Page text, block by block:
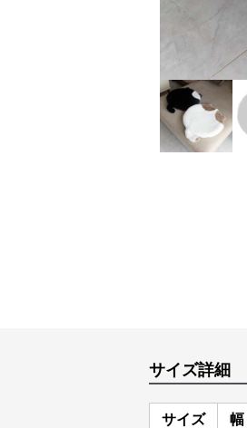
サイズ詳細
サイズ 幅